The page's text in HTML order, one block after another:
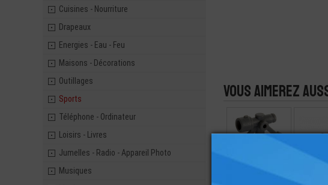
Cuisines - Nourriture
Drapeaux
Energies - Eau - Feu
Maisons - Décorations
Outillages
Sports
Téléphone - Ordinateur
Loisirs - Livres
Jumelles - Radio - Appareil Photo
Musiques
Vous aimerez
MINI-